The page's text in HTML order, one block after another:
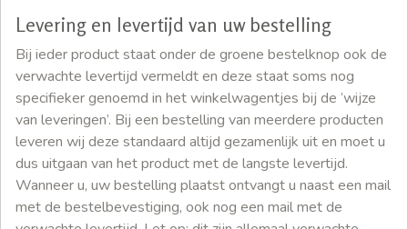
Levering en levertijd van uw bestelling
Bij ieder product staat onder de groene bestelknop ook de
verwachte levertijd vermeldt en deze staat soms nog
specifieker genoemd in het winkelwagentjes bij de ‘wijze
van leveringen’. Bij een bestelling van meerdere producten
leveren wij deze standaard altijd gezamenlijk uit en moet u
dus uitgaan van het product met de langste levertijd.
Wanneer u, uw bestelling plaatst ontvangt u naast een mail
met de bestelbevestiging, ook nog een mail met de